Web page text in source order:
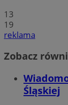
13
19
reklama
Zobacz
Śląskiej